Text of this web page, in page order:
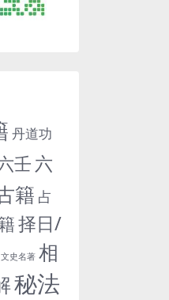
丹道功
壬 六
籍 占
择日/
文史名著 相
秘法